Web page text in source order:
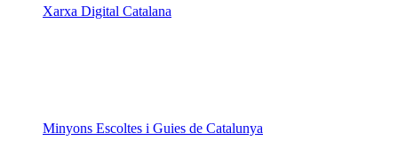
Xarxa Digital Catalana
Minyons Escoltes i Guies de Catalunya